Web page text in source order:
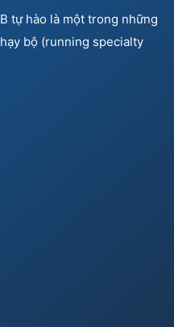
tự hào là một trong những
bộ (running specialty